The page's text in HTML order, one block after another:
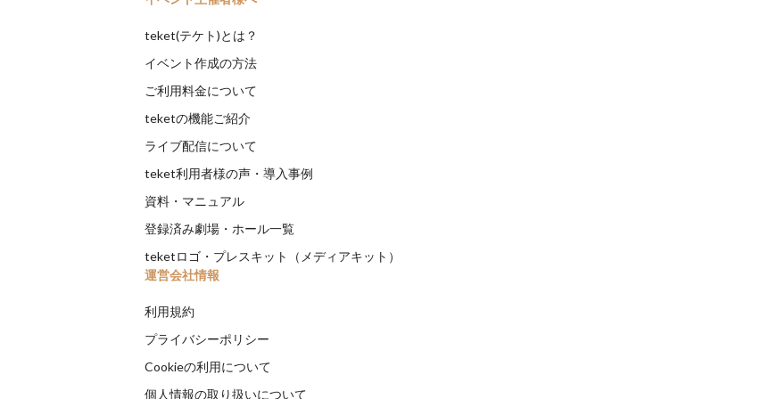
teket(テケト)とは？
イベント作成の方法
ご利用料金について
teketの機能ご紹介
ライブ配信について
teket利用者様の声・導入事例
資料・マニュアル
登録済み劇場・ホール一覧
teketロゴ・プレスキット（メディアキット）
運営会社情報
利用規約
プライバシーポリシー
Cookieの利用について
個人情報の取り扱いについて